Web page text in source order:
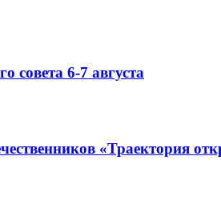
совета 6-7 августа
«Траектория